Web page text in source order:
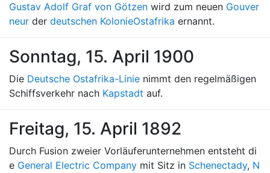
Gustav Adolf Graf von Götzen wird zum neuen Gouver
neur der deutschen KolonieOstafrika ernannt.
Sonntag, 15. April 1900
Die Deutsche Ostafrika-Linie nimmt den regelmäßigen
Schiffsverkehr nach Kapstadt auf.
Freitag, 15. April 1892
Durch Fusion zweier Vorläuferunternehmen entsteht di
e General Electric Company mit Sitz in Schenectady, N